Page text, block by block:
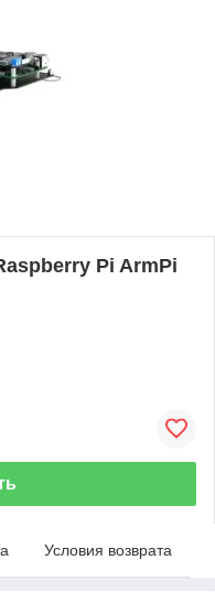
Pi ArmPi
Условия возврата